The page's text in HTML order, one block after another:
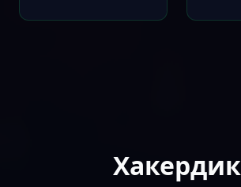
Хакердик